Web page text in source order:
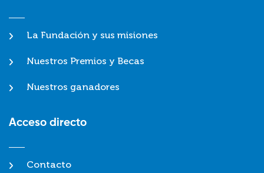
La Fundación y sus misiones
Nuestros Premios y Becas
Nuestros ganadores
Acceso directo
Contacto